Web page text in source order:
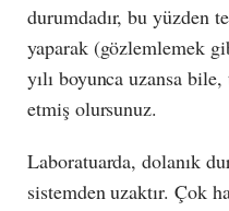
durumdadır, bu yüzden
yaparak (gözlemlemek
yılı boyunca uzansa
etmiş olursunuz.
Laboratuarda, dolanık
sistemden uzaktır. Çok